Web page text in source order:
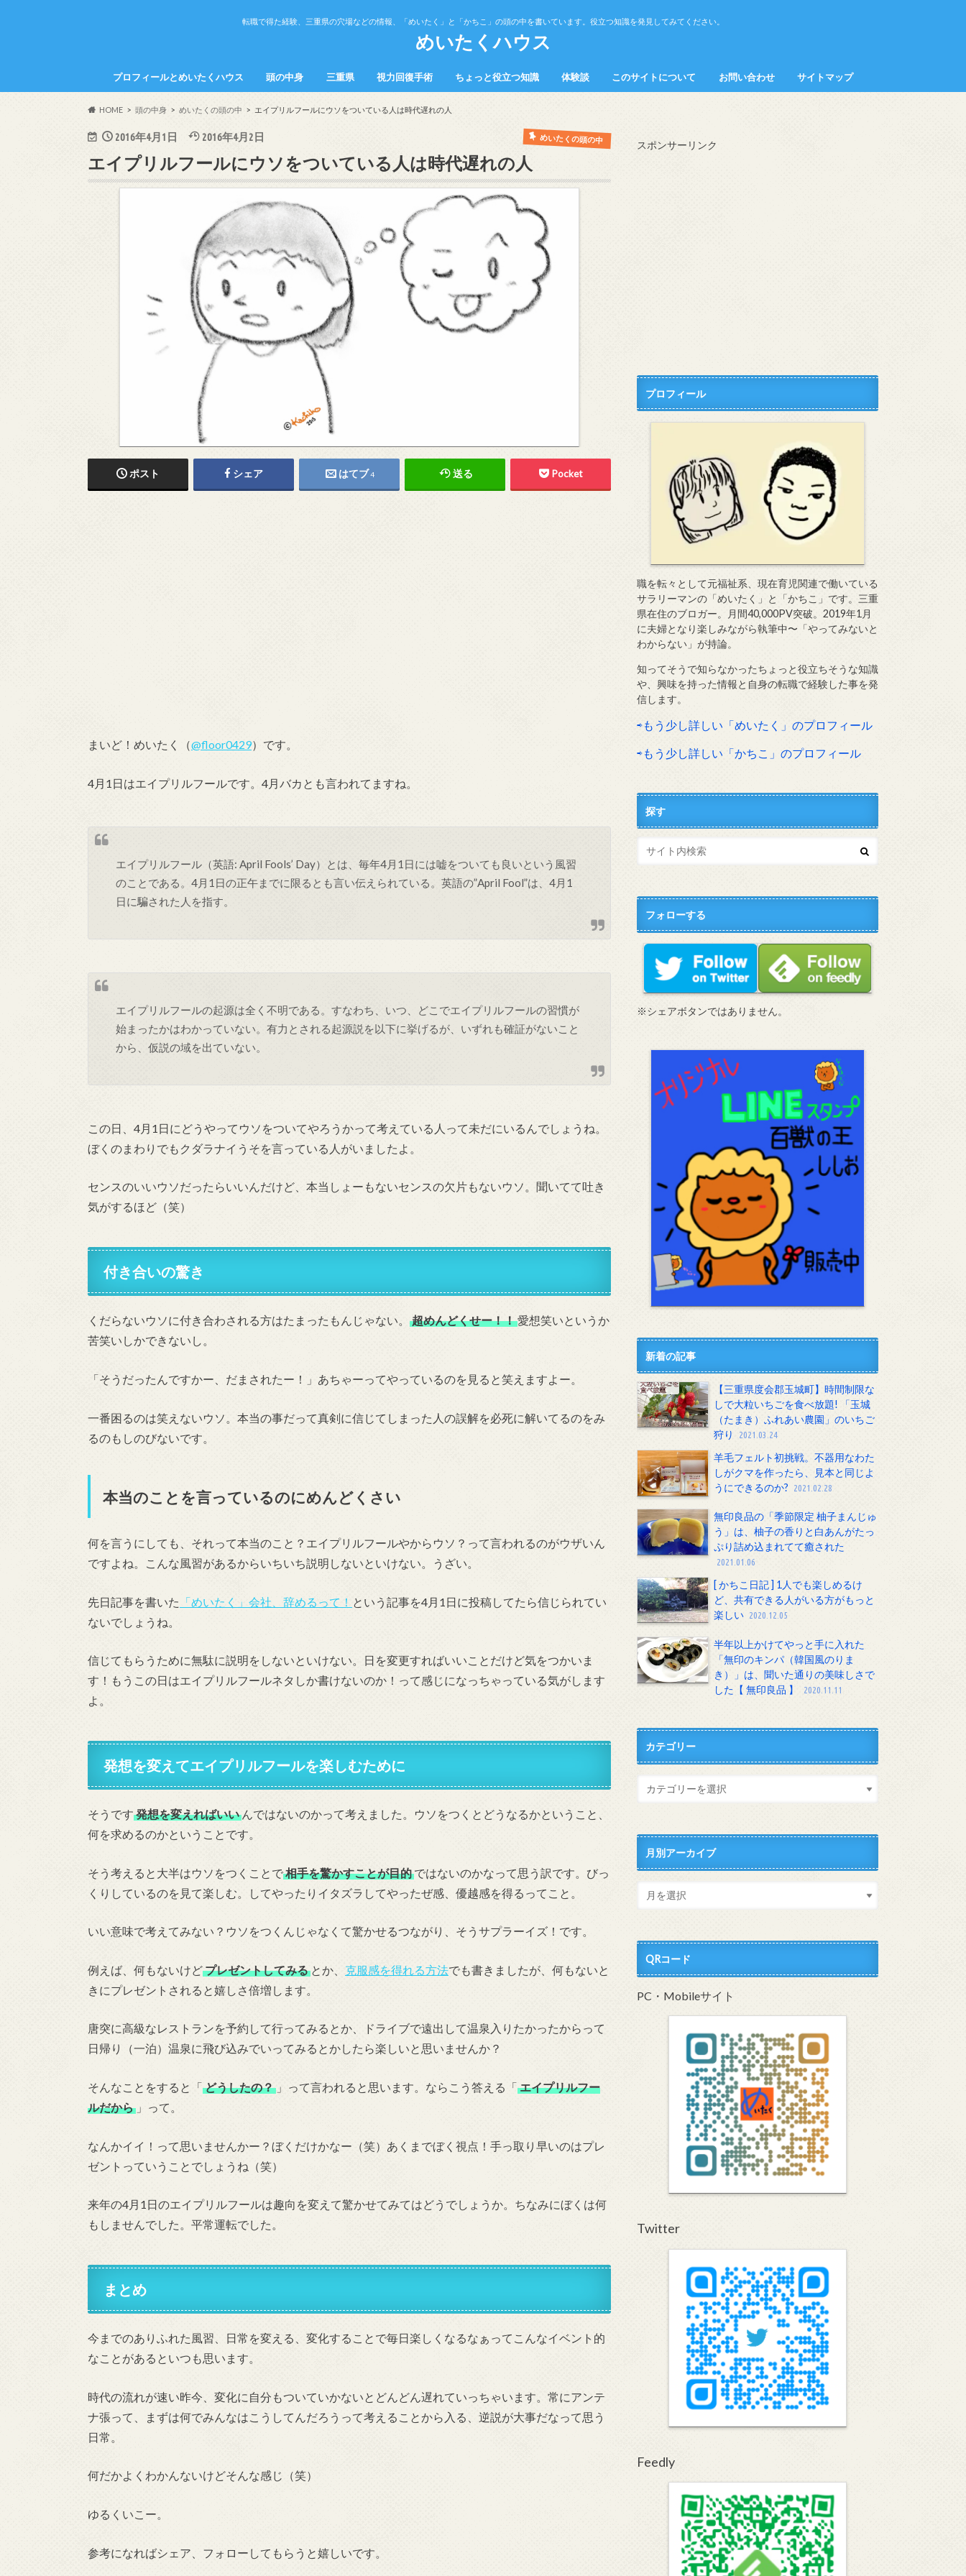
転職で得た経験、三重県の穴場などの情報、「めいたく」と「かちこ」の頭の中を書いています。役立つ知識を発見してみてください。
めいたくハウス
プロフィールとめいたくハウス 頭の中身 三重県 視力回復手術 ちょっと役立つ知識 体験談 このサイトについて お問い合わせ サイトマップ
HOME 頭の中身 めいたくの頭の中 エイプリルフールにウソをついている人は時代遅れの人
2016年4月1日 2016年4月2日 めいたくの頭の中
エイプリルフールにウソをついている人は時代遅れの人
ポスト シェア はてブ4 送る Pocket
まいど！めいたく（@floor0429）です。
4月1日はエイプリルフールです。4月バカとも言われてますね。
エイプリルフール（英語: April Fools’ Day）とは、毎年4月1日には嘘をついても良いという風習
のことである。4月1日の正午までに限るとも言い伝えられている。英語の”April Fool”は、4月1
日に騙された人を指す。
エイプリルフールの起源は全く不明である。すなわち、いつ、どこでエイプリルフールの習慣が
始まったかはわかっていない。有力とされる起源説を以下に挙げるが、いずれも確証がないこと
から、仮説の域を出ていない。
この日、4月1日にどうやってウソをついてやろうかって考えている人って未だにいるんでしょうね。
ぼくのまわりでもクダラナイうそを言っている人がいましたよ。
センスのいいウソだったらいいんだけど、本当しょーもないセンスの欠片もないウソ。聞いてて吐き
気がするほど（笑）
付き合いの驚き
くだらないウソに付き合わされる方はたまったもんじゃない。 超めんどくせー！！愛想笑いというか
苦笑いしかできないし。
「そうだったんですかー、だまされたー！」あちゃーってやっているのを見ると笑えますよー。
一番困るのは笑えないウソ。本当の事だって真剣に信じてしまった人の誤解を必死に解いてるのをみ
るのもしのびないです。
本当のことを言っているのにめんどくさい
何を言うにしても、それって本当のこと？エイプリルフールやからウソ？って言われるのがウザいん
ですよね。こんな風習があるからいちいち説明しないといけない。うざい。
先日記事を書いた 「めいたく」会社、辞めるって！ という記事を4月1日に投稿してたら信じられてい
ないでしょうね。
信じてもらうために無駄に説明をしないといけない。日を変更すればいいことだけど気をつかいま
す！もうこの日はエイプリルフールネタしか書けないのか！って感じになっちゃっている気がします
よ。
発想を変えてエイプリルフールを楽しむために
そうです 発想を変えればいい んではないのかって考えました。ウソをつくとどうなるかということ、
何を求めるのかということです。
そう考えると大半はウソをつくことで相手を驚かすことが目的 ではないのかなって思う訳です。びっ
くりしているのを見て楽しむ。してやったりイタズラしてやったぜ感、優越感を得るってこと。
いい意味で考えてみない？ウソをつくんじゃなくて驚かせるつながり、そうサプラーイズ！です。
例えば、何もないけどプレゼントしてみる とか、 克服感を得れる方法でも書きましたが、何もないと
きにプレゼントされると嬉しさ倍増します。
唐突に高級なレストランを予約して行ってみるとか、ドライブで遠出して温泉入りたかったからって
日帰り（一泊）温泉に飛び込みでいってみるとかしたら楽しいと思いませんか？
そんなことをすると「 どうしたの？ 」って言われると思います。ならこう答える「 エイプリルフー
ルだから 」って。
なんかイイ！って思いませんかー？ぼくだけかなー（笑）あくまでぼく視点！手っ取り早いのはプレ
ゼントっていうことでしょうね（笑）
来年の4月1日のエイプリルフールは趣向を変えて驚かせてみてはどうでしょうか。ちなみにぼくは何
もしませんでした。平常運転でした。
まとめ
今までのありふれた風習、日常を変える、変化することで毎日楽しくなるなぁってこんなイベント的
なことがあるといつも思います。
時代の流れが速い昨今、変化に自分もついていかないとどんどん遅れていっちゃいます。常にアンテ
ナ張って、まずは何でみんなはこうしてんだろうって考えることから入る、逆説が大事だなって思う
日常。
何だかよくわかんないけどそんな感じ（笑）
ゆるくいこー。
参考になればシェア、フォローしてもらうと嬉しいです。
スポンサーリンク
プロフィール
職を転々として元福祉系、現在育児関連で働いている
サラリーマンの「めいたく」と「かちこ」です。三重
県在住のブロガー。月間40,000PV突破。2019年1月
に夫婦となり楽しみながら執筆中〜「やってみないと
わからない」が持論。
知ってそうで知らなかったちょっと役立ちそうな知識
や、興味を持った情報と自身の転職で経験した事を発
信します。
⇨もう少し詳しい「めいたく」のプロフィール
⇨もう少し詳しい「かちこ」のプロフィール
探す
フォローする
※シェアボタンではありません。
新着の記事
【三重県度会郡玉城町】時間制限な
しで大粒いちごを食べ放題! 「玉城
（たまき）ふれあい農園」のいちご
狩り
2021.03.24
羊毛フェルト初挑戦。不器用なわた
しがクマを作ったら、見本と同じよ
うにできるのか?
2021.02.28
無印良品の「季節限定 柚子まんじゅ
う」は、柚子の香りと白あんがたっ
ぷり詰め込まれてて癒された
2021.01.06
[ かちこ日記 ] 1人でも楽しめるけ
ど、共有できる人がいる方がもっと
楽しい 2020.12.05
半年以上かけてやっと手に入れた
「無印のキンパ（韓国風のりま
き）」は、聞いた通りの美味しさで
した【 無印良品 】
2020.11.11
カテゴリー
月別アーカイブ
QRコード
PC・Mobileサイト
Twitter
Feedly